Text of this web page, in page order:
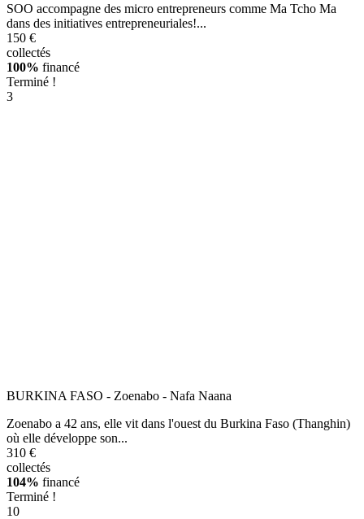
SOO accompagne des micro entrepreneurs comme Ma Tcho Ma
dans des initiatives entrepreneuriales!...
150 €
collectés
100% financé
Terminé !
3
BURKINA FASO - Zoenabo - Nafa Naana
Zoenabo a 42 ans, elle vit dans l'ouest du Burkina Faso (Thanghin)
où elle développe son...
310 €
collectés
104% financé
Terminé !
10